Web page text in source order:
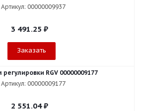
Артикул: 00000009937
3 491.25 ₽
Заказать
RGV 00000009177
Артикул: 00000009177
2 551.04₽